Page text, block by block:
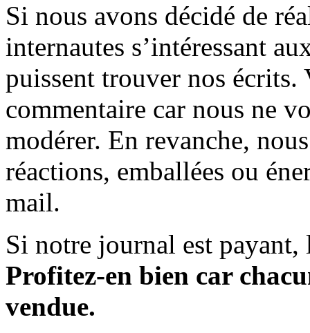
Si nous avons décidé de
internautes s’intéressant
puissent trouver nos écrits.
commentaire car nous ne
modérer. En revanche,
réactions, emballées ou
mail.
Si notre journal est payant,
Profitez-en bien car
vendue.